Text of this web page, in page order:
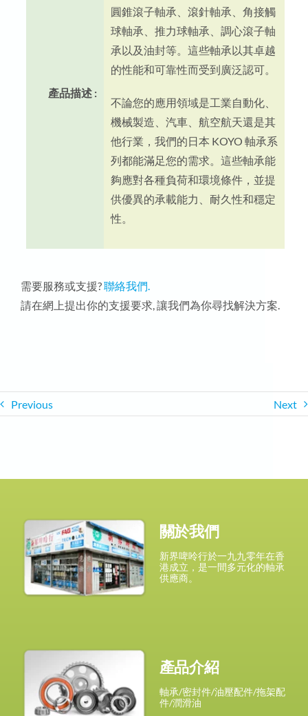
產品描述 :
圓錐滾子軸承、滾針軸承、角接觸
球軸承、推力球軸承、調心滾子軸
承以及油封等。這些軸承以其卓越
的性能和可靠性而受到廣泛認可。
不論您的應用領域是工業自動化、
機械製造、汽車、航空航天還是其
他行業，我們的日本 KOYO 軸承系
列都能滿足您的需求。這些軸承能
夠應對各種負荷和環境條件，並提
供優異的承載能力、耐久性和穩定
性。
需要服務或支援?聯絡我們.
請在網上提出你的支援要求, 讓我們為你尋找解決方案.
Previous Next
關於我們
新界啤呤行於一九九零年在香
港成立，是一間多元化的軸承
供應商。
產品介紹
軸承/密封件/油壓配件/拖架配
件/潤滑油